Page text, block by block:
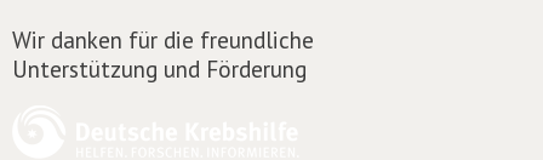
Wir danken für die freundliche
Unterstützung und Förderung